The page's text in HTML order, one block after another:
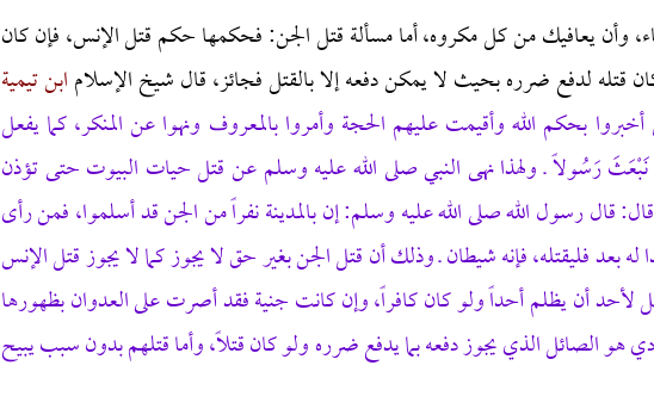
وأن يعافيك من كل مكروه، أما مسألة قتل الجن: فحكمها حكم قتل الإنس، فإن كان
قتله لدفع ضرره بحيث لا يمكن دفعه إلا بالقتل فجائز، قال شيخ الإسلامابن تيمية
بحكم الله وأقيمت عليهم الحجة وأمروا بالمعروف ونهوا عن المنكر، كما يفعل
نَبْعَثَ رَسُولاً ـ ولهذا نهى النبي صلى الله عليه وسلم عن قتل حيات البيوت حتى تؤذن
قال رسول الله صلى الله عليه وسلم: إن بالمدينة نفراً من الجن قد أسلموا، فمن رأى
له بعد فليقتله، فإنه شيطان ـ وذلك أن قتل الجن بغير حق لا يجوز كما لا يجوزقتل الإنس
لأحد أن يظلم أحداً ولو كان كافراً، وإن كانت جنية فقد أصرت على العدوان بظهورها
الصائل الذي يجوز دفعه بما يدفع ضرره ولو كان قتلاً، وأما قتلهم بدون سبب يبيح